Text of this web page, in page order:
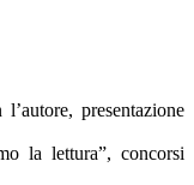
presentazione
la lettura”, concorsi